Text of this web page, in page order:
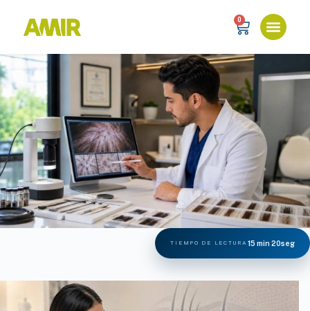
0
TIEMPO DE LECTURA 15 min 20seg